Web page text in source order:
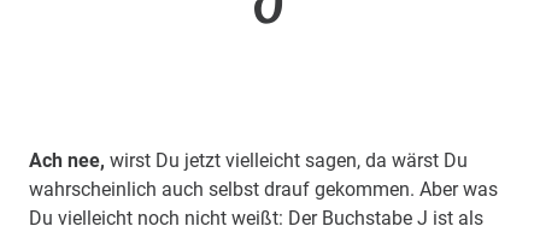
Ach nee, wirst Du jetzt vielleicht sagen, da wärst Du
wahrscheinlich auch selbst drauf gekommen. Aber was
Du vielleicht noch nicht weißt: Der Buchstabe J ist als